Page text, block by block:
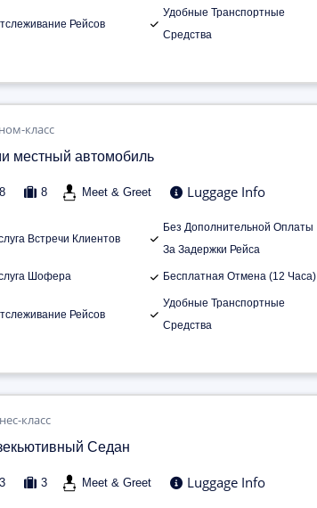
Рейсов
Удобные Транспортные
Средства
класс
местный автомобиль
8 8 Meet & Greet Luggage Info
Встречи Клиентов
Без Дополнительной Оплаты
За Задержки Рейса
Шофера Бесплатная Отмена (12 Часа)
Рейсов
Удобные Транспортные
Средства
класс
Седан
3 3 Meet & Greet Luggage Info